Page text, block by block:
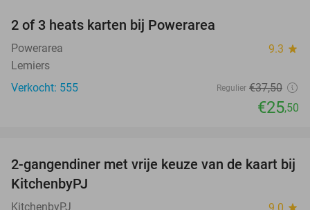
2 of 3 heats karten bij Powerarea
Powerarea 9.3 star
Lemiers
Verkocht: 555
Regulier €37,50
€25,50
23%
2-gangendiner met vrije keuze van de kaart bij
KitchenbyPJ
KitchenbyPJ star